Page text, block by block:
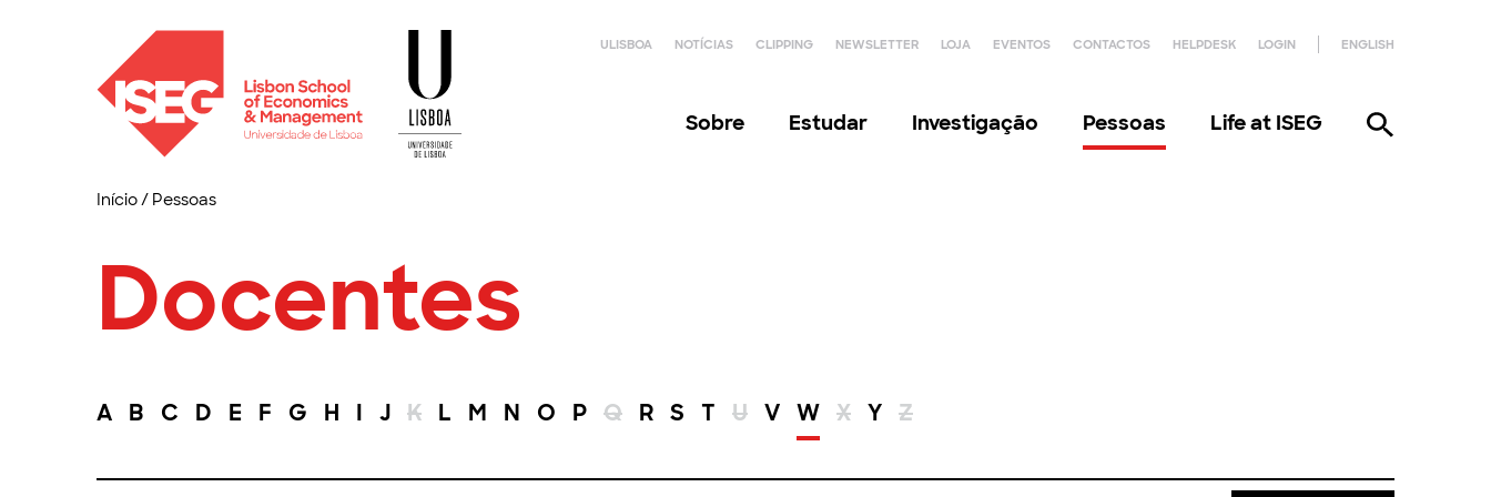
ULISBOA NOTÍCIAS CLIPPING NEWSLETTER LOJA EVENTOS CONTACTOS HELPDESK LOGIN ENGLISH
Sobre Estudar Investigação Pessoas Life at ISEG
Início/ Pessoas
Docentes
A B C D E F G H I J K L M N O P Q R S T U V W X Y Z